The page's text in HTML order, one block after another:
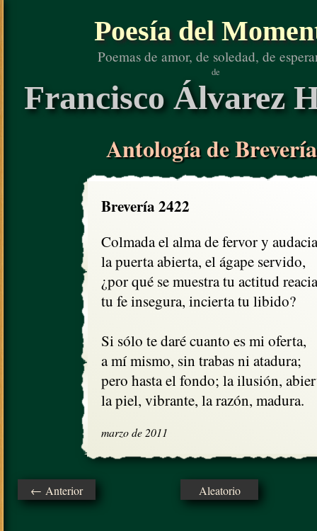
Poesía del
Poemas de amor, de soledad, de
de
Francisco Álvarez
Antología de
Brevería 2422
Colmada el alma de fervor y
la puerta abierta, el ágape servido,
¿por qué se muestra tu actitud
tu fe insegura, incierta tu libido?
Si sólo te daré cuanto es mi oferta,
a mí mismo, sin trabas ni atadura;
pero hasta el fondo; la ilusión,
la piel, vibrante, la razón, madura.
marzo de 2011
← Anterior Aleatorio